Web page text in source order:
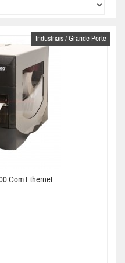
Industriais / Grande Porte
Com Ethernet